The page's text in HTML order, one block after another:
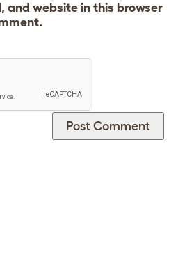
and website in this browser